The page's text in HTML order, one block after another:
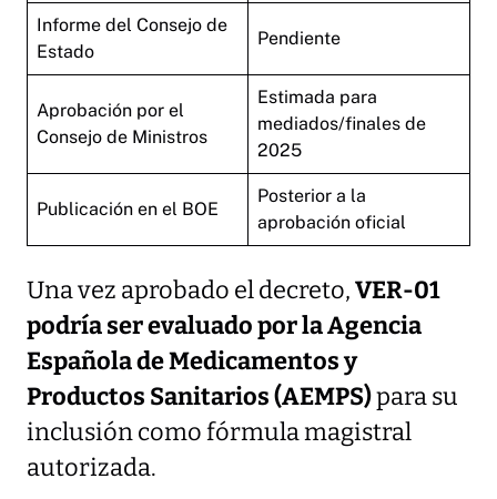
Informe del Consejo de
Estado
Pendiente
Aprobación por el
Consejo de Ministros
Estimada para
mediados/finales de
2025
Publicación en el BOE
Posterior a la
aprobación oficial
Una vez aprobado el decreto,VER-01
podría ser evaluado por la Agencia
Española de Medicamentos y
Productos Sanitarios (AEMPS)para su
inclusión como fórmula magistral
autorizada.